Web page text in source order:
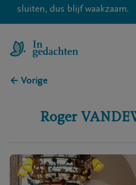
sluiten, dus blijf waakzaam.
← Vorige
Roger